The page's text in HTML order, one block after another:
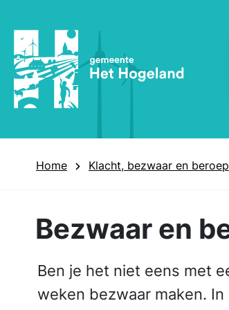
Home Klacht, bezwaar en beroep
Bezwaar en
Ben je het niet eens met
weken bezwaar maken.